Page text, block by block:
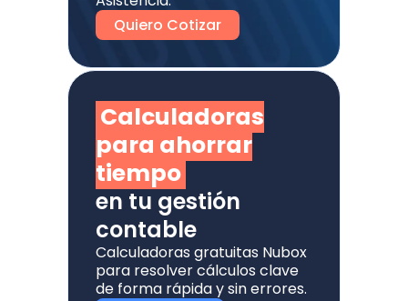
Calculadoras
para ahorrar
tiempo
en tu gestión
contable
Calculadoras gratuitas Nubox
para resolver cálculos clave
de forma rápida y sin errores.
Quiero Cotizar